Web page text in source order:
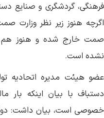
فرهنگی، گردشگری و صنایع
اگرچه هنوز زیر نظر وزارت
صمت خارج شده و هنوز هم
نشده است.
عضو هیئت مدیره اتحادیه
دستباف با بیان اینکه
خصوصی است، بیان داشت: